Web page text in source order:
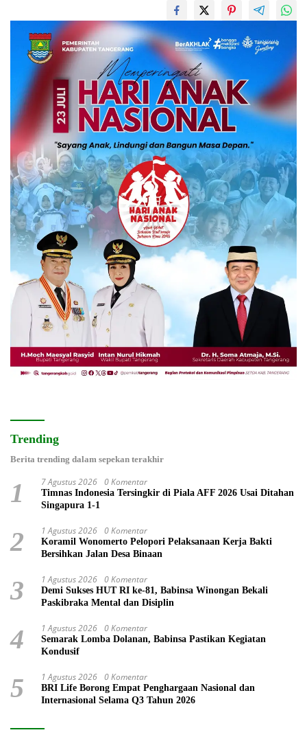
Trending
Berita trending dalam sepekan terakhir
1 7 Agustus 2026 0 Komentar
Timnas Indonesia Tersingkir di Piala AFF 2026 Usai Ditahan
Singapura 1-1
2 1 Agustus 2026 0 Komentar
Koramil Wonomerto Pelopori Pelaksanaan Kerja Bakti
Bersihkan Jalan Desa Binaan
3 1 Agustus 2026 0 Komentar
Demi Sukses HUT RI ke-81, Babinsa Winongan Bekali
Paskibraka Mental dan Disiplin
4 1 Agustus 2026 0 Komentar
Semarak Lomba Dolanan, Babinsa Pastikan Kegiatan
Kondusif
5 1 Agustus 2026 0 Komentar
BRI Life Borong Empat Penghargaan Nasional dan
Internasional Selama Q3 Tahun 2026